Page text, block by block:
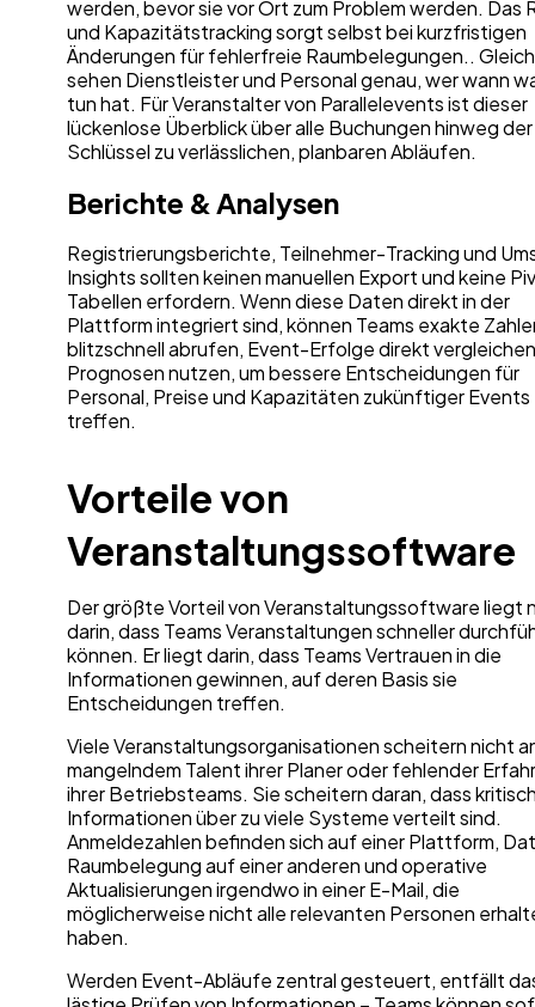
werden, bevor sie vor Ort zum Problem werden. Das
und Kapazitätstracking sorgt selbst bei kurzfristigen
Änderungen für fehlerfreie Raumbelegungen..
sehen Dienstleister und Personal genau, wer wann
tun hat. Für Veranstalter von Parallelevents ist dieser
lückenlose Überblick über alle Buchungen hinweg der
Schlüssel zu verlässlichen, planbaren Abläufen.
Berichte & Analysen
Registrierungsberichte, Teilnehmer-Tracking und
Insights sollten keinen manuellen Export und keine
Tabellen erfordern. Wenn diese Daten direkt in der
Plattform integriert sind, können Teams exakte
blitzschnell abrufen, Event-Erfolge direkt
Prognosen nutzen, um bessere Entscheidungen für
Personal, Preise und Kapazitäten zukünftiger Events
treffen.
Vorteile von
Veranstaltungssoftware
Der größte Vorteil von Veranstaltungssoftware liegt
darin, dass Teams Veranstaltungen schneller
können. Er liegt darin, dass Teams Vertrauen in die
Informationen gewinnen, auf deren Basis sie
Entscheidungen treffen.
Viele Veranstaltungsorganisationen scheitern nicht
mangelndem Talent ihrer Planer oder fehlender
ihrer Betriebsteams. Sie scheitern daran, dass
Informationen über zu viele Systeme verteilt sind.
Anmeldezahlen befinden sich auf einer Plattform,
Raumbelegung auf einer anderen und operative
Aktualisierungen irgendwo in einer E-Mail, die
möglicherweise nicht alle relevanten Personen
haben.
Werden Event-Abläufe zentral gesteuert, entfällt